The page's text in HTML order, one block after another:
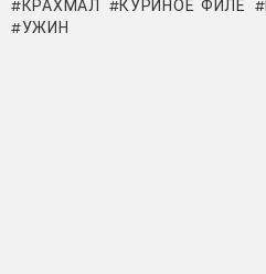
КРАХМАЛ КУРИНОЕ ФИЛЕ
УЖИН